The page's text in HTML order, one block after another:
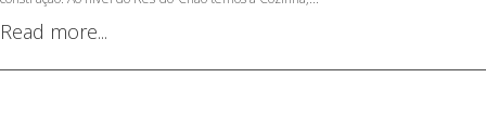
Read more...